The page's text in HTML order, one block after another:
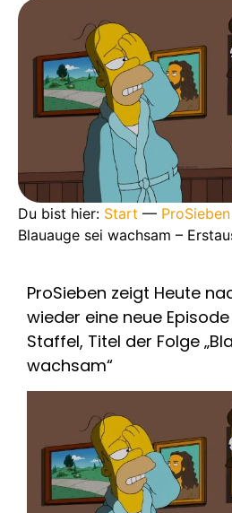
Du bist hier: Start — ProSieben
Blauauge sei wachsam –
ProSieben zeigt Heute
wieder eine neue
Staffel, Titel der Folge
wachsam“